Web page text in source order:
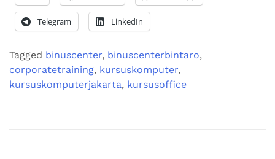
Telegram LinkedIn
Tagged binuscenter, binuscenterbintaro,
corporatetraining, kursuskomputer,
kursuskomputerjakarta, kursusoffice